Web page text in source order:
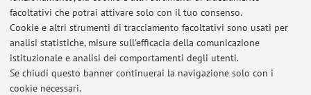
facoltativi che potrai attivare solo con il tuo consenso.
Cookie e altri strumenti di tracciamento facoltativi sono usati per
analisi statistiche, misure sull'efficacia della comunicazione
istituzionale e analisi dei comportamenti degli utenti.
Se chiudi questo banner continuerai la navigazione solo con i
cookie necessari.
Orario di ricevimento
Per contattarmi scrivere all'indirizzo mail istituzionale.